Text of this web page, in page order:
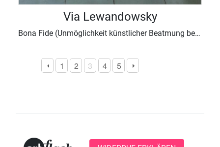
Via Lewandowsky
Bona Fide (Unmöglichkeit künstlicher Beatmung bei gleichzeitiger Erhaltung der Anmut), 1999
1 2 3 4 5